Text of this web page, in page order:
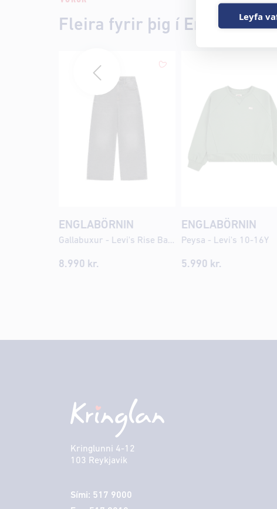
Leyfa
Fleira fyrir þig í Englabörnin
ENGLABÖRNIN
Gallabuxur - Levi's Rise Baggy
8.990 kr.
ENGLABÖRNIN
Peysa - Levi's 10-16Y
5.990 kr.
Kringlunni 4-12
103 Reykjavik
Sími: 517 9000